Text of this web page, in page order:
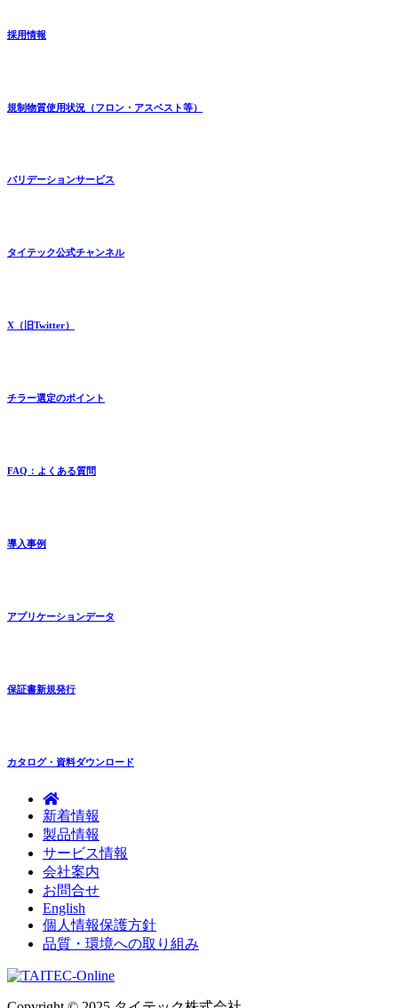
採用情報
規制物質使用状況（フロン・アスベスト等）
バリデーションサービス
タイテック公式チャンネル
X（旧Twitter）
チラー選定のポイント
FAQ：よくある質問
導入事例
アプリケーションデータ
保証書新規発行
カタログ・資料ダウンロード
新着情報
製品情報
サービス情報
会社案内
お問合せ
English
個人情報保護方針
品質・環境への取り組み